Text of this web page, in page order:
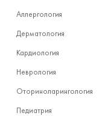
Аллергология
Дерматология
Кардиология
Неврология
Оториноларингология
Педиатрия